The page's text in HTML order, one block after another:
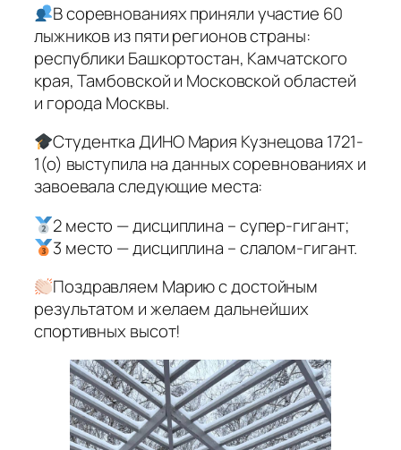
В соревнованиях приняли участие 60
лыжников из пяти регионов страны:
республики Башкортостан, Камчатского
края, Тамбовской и Московской областей
и города Москвы.
Студентка ДИНО Мария Кузнецова 1721-
1(о) выступила на данных соревнованиях и
завоевала следующие места:
2 место — дисциплина – супер-гигант;
3 место — дисциплина – слалом-гигант.
Поздравляем Марию с достойным
результатом и желаем дальнейших
спортивных высот!